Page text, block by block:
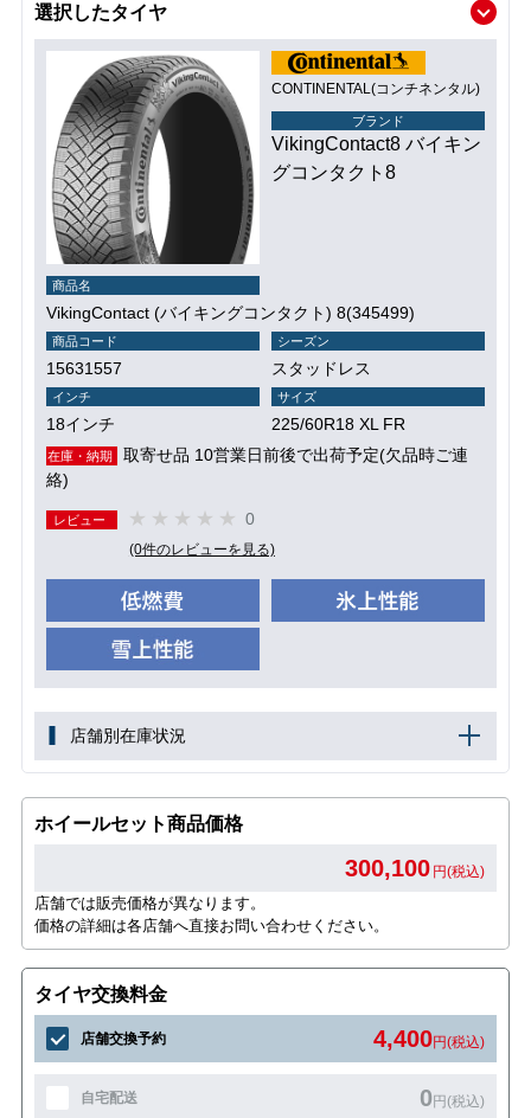
選択したタイヤ
CONTINENTAL(コンチネンタル)
ブランド
VikingContact8 バイキン
グコンタクト8
商品名
VikingContact (バイキングコンタクト) 8(345499)
商品コード
15631557
シーズン
スタッドレス
インチ
18インチ
サイズ
225/60R18 XL FR
在庫・納期
取寄せ品 10営業日前後で出荷予定(欠品時ご連
絡)
レビュー 0
(0件のレビューを見る)
店舗別在庫状況
ホイールセット商品価格
300,100 円(税込)
店舗では販売価格が異なります。
価格の詳細は各店舗へ直接お問い合わせください。
タイヤ交換料金
店舗交換予約 4,400円(税込)
自宅配送 0円(税込)